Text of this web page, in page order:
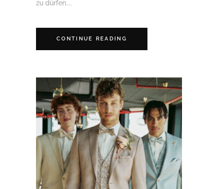
zu dürfen....
CONTINUE READING